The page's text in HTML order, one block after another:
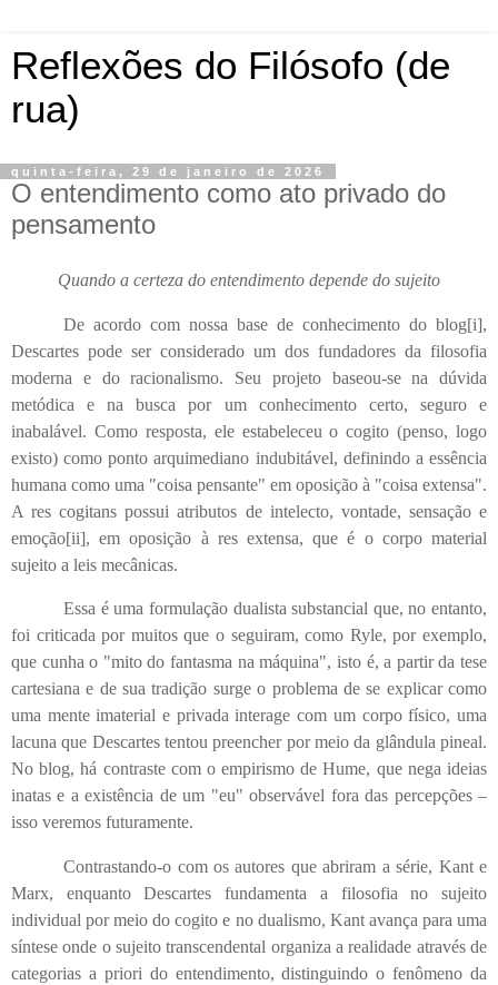
Reflexões do Filósofo (de
rua)
quinta-feira, 29 de janeiro de 2026
O entendimento como ato privado do
pensamento
Quando a certeza do entendimento depende do sujeito
De acordo com nossa base de conhecimento do blog[i],
Descartes pode ser considerado um dos fundadores da filosofia
moderna e do racionalismo. Seu projeto baseou-se na dúvida
metódica e na busca por um conhecimento certo, seguro e
inabalável. Como resposta, ele estabeleceu o cogito (penso, logo
existo) como ponto arquimediano indubitável, definindo a essência
humana como uma "coisa pensante" em oposição à "coisa extensa".
A res cogitans possui atributos de intelecto, vontade, sensação e
emoção[ii], em oposição à res extensa, que é o corpo material
sujeito a leis mecânicas.
Essa é uma formulação dualista substancial que, no entanto,
foi criticada por muitos que o seguiram, como Ryle, por exemplo,
que cunha o "mito do fantasma na máquina", isto é, a partir da tese
cartesiana e de sua tradição surge o problema de se explicar como
uma mente imaterial e privada interage com um corpo físico, uma
lacuna que Descartes tentou preencher por meio da glândula pineal.
No blog, há contraste com o empirismo de Hume, que nega ideias
inatas e a existência de um "eu" observável fora das percepções –
isso veremos futuramente.
Contrastando-o com os autores que abriram a série, Kant e
Marx, enquanto Descartes fundamenta a filosofia no sujeito
individual por meio do cogito e no dualismo, Kant avança para uma
síntese onde o sujeito transcendental organiza a realidade através de
categorias a priori do entendimento, distinguindo o fenômeno da